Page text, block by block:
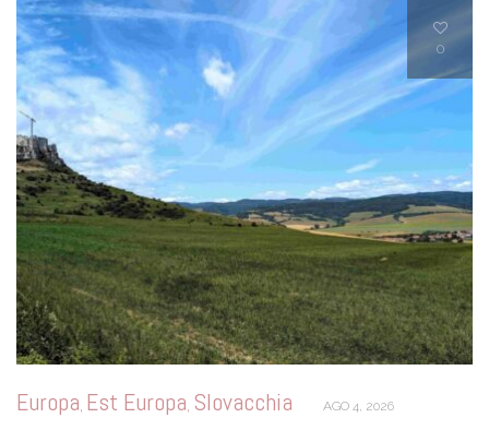
0
Europa, Est Europa, Slovacchia AGO 4, 2026